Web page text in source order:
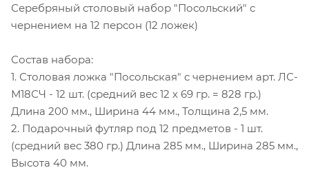
Серебряный столовый набор "Посольский" с
чернением на 12 персон (12 ложек)
Состав набора:
1. Столовая ложка "Посольская" с чернением арт. ЛС-
М18СЧ - 12 шт. (средний вес 12 х 69 гр. = 828 гр.)
Длина 200 мм., Ширина 44 мм., Толщина 2,5 мм.
2. Подарочный футляр под 12 предметов - 1 шт.
(средний вес 380 гр.) Длина 285 мм., Ширина 285 мм.,
Высота 40 мм.